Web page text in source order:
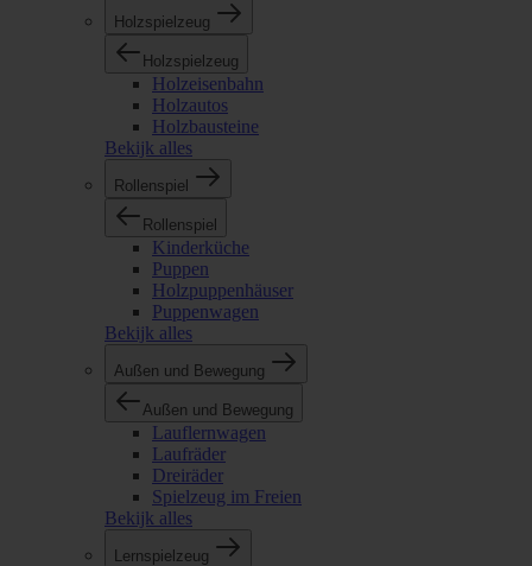
Holzspielzeug
Holzspielzeug
Holzeisenbahn
Holzautos
Holzbausteine
Bekijk alles
Rollenspiel
Rollenspiel
Kinderküche
Puppen
Holzpuppenhäuser
Puppenwagen
Bekijk alles
Außen und Bewegung
Außen und Bewegung
Lauflernwagen
Laufräder
Dreiräder
Spielzeug im Freien
Bekijk alles
Lernspielzeug